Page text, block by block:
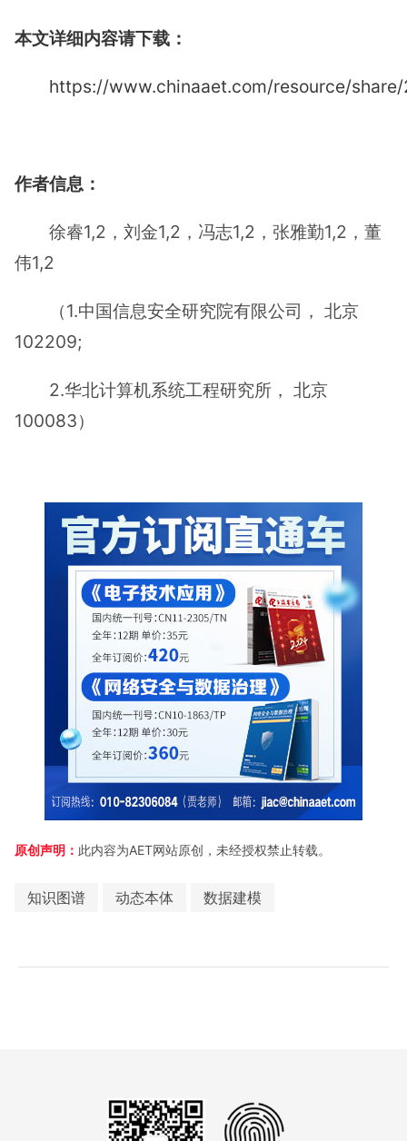
本文详细内容请下载：
https://www.chinaaet.com/resource/
作者信息：
徐睿1,2，刘金1,2，冯志1,2，张雅勤1,2，董
伟1,2
（1.中国信息安全研究院有限公司， 北京
102209;
2.华北计算机系统工程研究所， 北京
100083）
原创声明： 此内容为AET网站原创，未经授权禁止转载。
知识图谱 动态本体 数据建模